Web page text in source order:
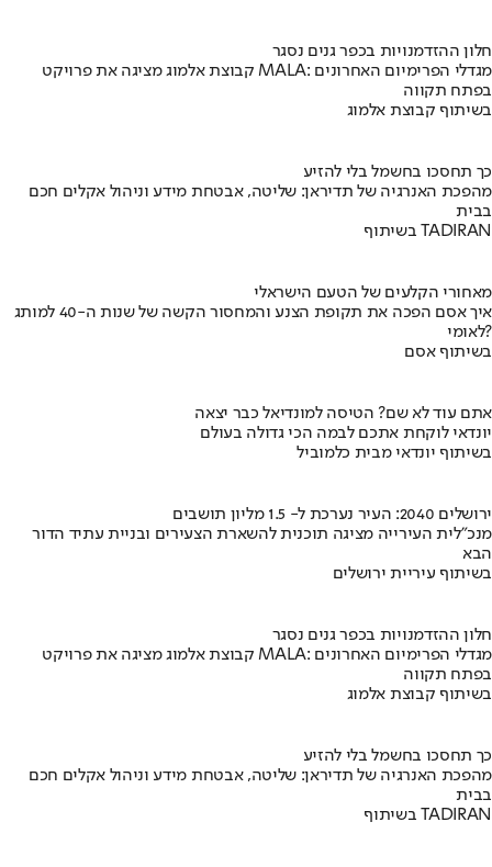
חלון ההזדמנויות בכפר גנים נסגר
קבוצת אלמוג מציגה את פרויקט MALA: מגדלי הפרימיום האחרונים
בפתח תקווה
בשיתוף קבוצת אלמוג
כך תחסכו בחשמל בלי להזיע
מהפכת האנרגיה של תדיראן: שליטה, אבטחת מידע וניהול אקלים חכם
בבית
בשיתוף TADIRAN
מאחורי הקלעים של הטעם הישראלי
איך אסם הפכה את תקופת הצנע והמחסור הקשה של שנות ה-40 למותג
לאומי?
בשיתוף אסם
אתם עוד לא שם? הטיסה למונדיאל כבר יצאה
יונדאי לוקחת אתכם לבמה הכי גדולה בעולם
בשיתוף יונדאי מבית כלמוביל
ירושלים 2040: העיר נערכת ל- 1.5 מליון תושבים
מנכ"לית העירייה מציגה תוכנית להשארת הצעירים ובניית עתיד הדור
הבא
בשיתוף עיריית ירושלים
חלון ההזדמנויות בכפר גנים נסגר
קבוצת אלמוג מציגה את פרויקט MALA: מגדלי הפרימיום האחרונים
בפתח תקווה
בשיתוף קבוצת אלמוג
כך תחסכו בחשמל בלי להזיע
מהפכת האנרגיה של תדיראן: שליטה, אבטחת מידע וניהול אקלים חכם
בבית
בשיתוף TADIRAN